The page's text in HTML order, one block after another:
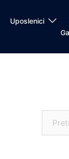
Uposlenici